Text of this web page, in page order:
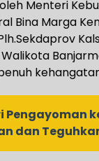
Menteri
Bina Marga
Walikota
Pengayoman
dan